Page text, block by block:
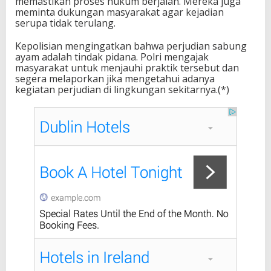
meminta dukungan masyarakat agar kejadian
serupa tidak terulang.
Kepolisian mengingatkan bahwa perjudian sabung
ayam adalah tindak pidana. Polri mengajak
masyarakat untuk menjauhi praktik tersebut dan
segera melaporkan jika mengetahui adanya
kegiatan perjudian di lingkungan sekitarnya.(*)